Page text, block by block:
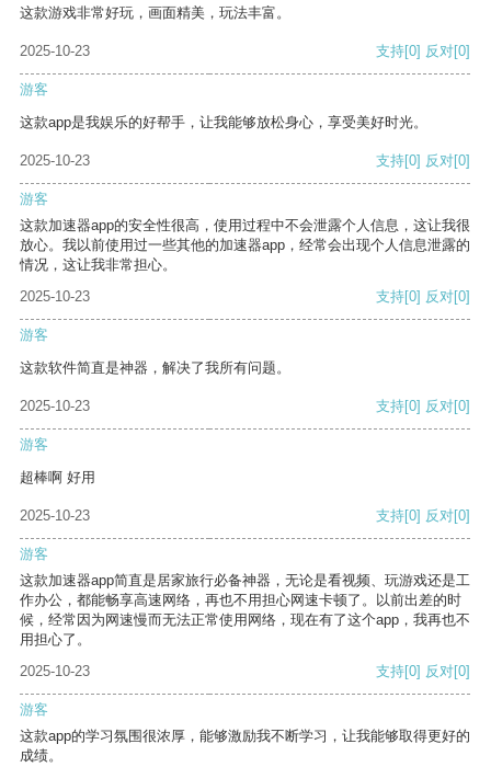
这款游戏非常好玩，画面精美，玩法丰富。
2025-10-23 支持[0] 反对[0]
游客
这款app是我娱乐的好帮手，让我能够放松身心，享受美好时光。
2025-10-23 支持[0] 反对[0]
游客
这款加速器app的安全性很高，使用过程中不会泄露个人信息，这让我很
放心。我以前使用过一些其他的加速器app，经常会出现个人信息泄露的
情况，这让我非常担心。
2025-10-23
支持[0] 反对[0]
游客
这款软件简直是神器，解决了我所有问题。
2025-10-23 支持[0] 反对[0]
游客
超棒啊 好用
2025-10-23 支持[0] 反对[0]
游客
这款加速器app简直是居家旅行必备神器，无论是看视频、玩游戏还是工
作办公，都能畅享高速网络，再也不用担心网速卡顿了。以前出差的时
候，经常因为网速慢而无法正常使用网络，现在有了这个app，我再也不
用担心了。
2025-10-23
支持[0] 反对[0]
游客
这款app的学习氛围很浓厚，能够激励我不断学习，让我能够取得更好的
成绩。